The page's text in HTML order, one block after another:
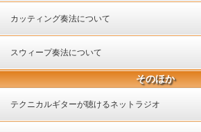
カッティング奏法について
スウィープ奏法について
そのほか
テクニカルギターが聴けるネットラジオ